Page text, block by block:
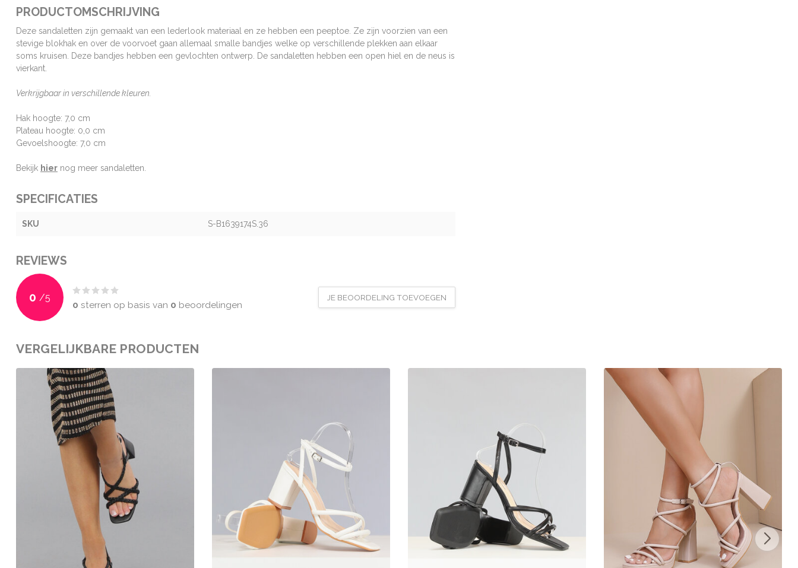
PRODUCTOMSCHRIJVING
Deze sandaletten zijn gemaakt van een lederlook materiaal en ze hebben een peeptoe. Ze zijn voorzien van een
stevige blokhak en over de voorvoet gaan allemaal smalle bandjes welke op verschillende plekken aan elkaar
soms kruisen. Deze bandjes hebben een gevlochten ontwerp. De sandaletten hebben een open hiel en de neus is
vierkant.
Verkrijgbaar in verschillende kleuren.
Hak hoogte: 7,0 cm
Plateau hoogte: 0,0 cm
Gevoelshoogte: 7,0 cm
Bekijk hier nog meer sandaletten.
SPECIFICATIES
SKU S-B1639174S.36
REVIEWS
0 /5
0 sterren op basis van 0 beoordelingen
JE BEOORDELING TOEVOEGEN
VERGELIJKBARE PRODUCTEN